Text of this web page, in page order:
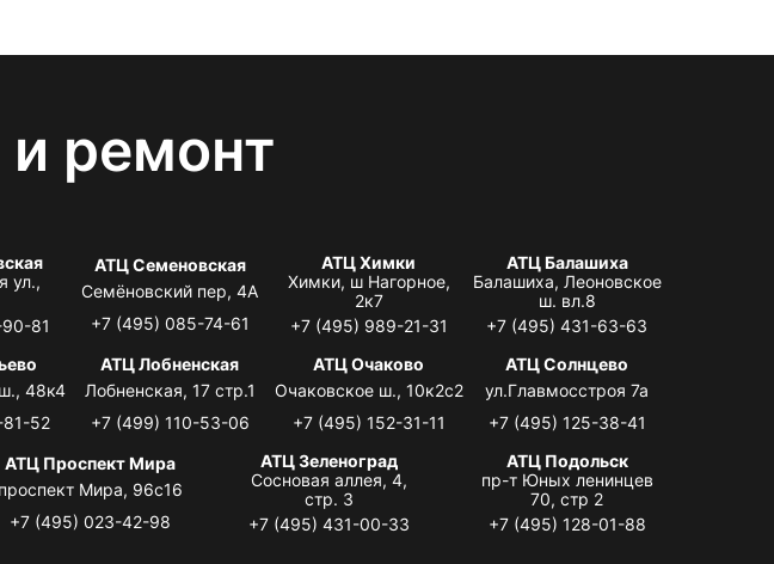
ремонт
ул.,
81
АТЦ Семеновская
Семёновский пер, 4А
+7 (495) 085-74-61
АТЦ Химки
Химки, ш Нагорное,
2к7
+7 (495) 989-21-31
АТЦ Балашиха
Балашиха, Леоновское
ш. вл.8
+7 (495) 431-63-63
48к4
52
АТЦ Лобненская
Лобненская, 17 стр.1
+7 (499) 110-53-06
АТЦ Очаково
Очаковское ш., 10к2с2
+7 (495) 152-31-11
АТЦ Солнцево
ул.Главмосстроя 7а
+7 (495) 125-38-41
АТЦ Проспект Мира
проспект Мира, 96с16
+7 (495) 023-42-98
АТЦ Зеленоград
Сосновая аллея, 4,
стр. 3
+7 (495) 431-00-33
АТЦ Подольск
пр-т Юных ленинцев
70, стр 2
+7 (495) 128-01-88